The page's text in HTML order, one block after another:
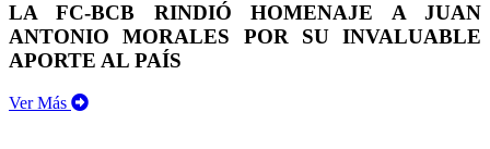
LA FC-BCB RINDIÓ HOMENAJE A JUAN
ANTONIO MORALES POR SU INVALUABLE
APORTE AL PAÍS
Ver Más